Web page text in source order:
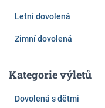
příspěvky
Letní dovolená
Zimní dovolená
Kategorie výletů
Dovolená s dětmi